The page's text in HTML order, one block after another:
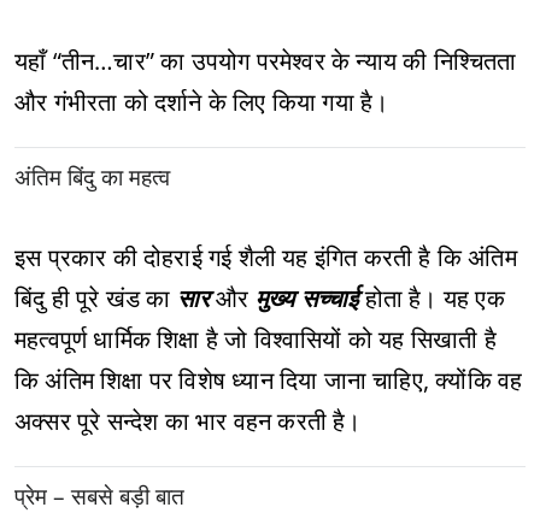
यहाँ “तीन…चार” का उपयोग परमेश्वर के न्याय की निश्चितता
और गंभीरता को दर्शाने के लिए किया गया है।
अंतिम बिंदु का महत्व
इस प्रकार की दोहराई गई शैली यह इंगित करती है कि अंतिम
बिंदु ही पूरे खंड का सारऔर मुख्य सच्चाईहोता है। यह एक
महत्वपूर्ण धार्मिक शिक्षा है जो विश्वासियों को यह सिखाती है
कि अंतिम शिक्षा पर विशेष ध्यान दिया जाना चाहिए, क्योंकि वह
अक्सर पूरे सन्देश का भार वहन करती है।
प्रेम – सबसे बड़ी बात